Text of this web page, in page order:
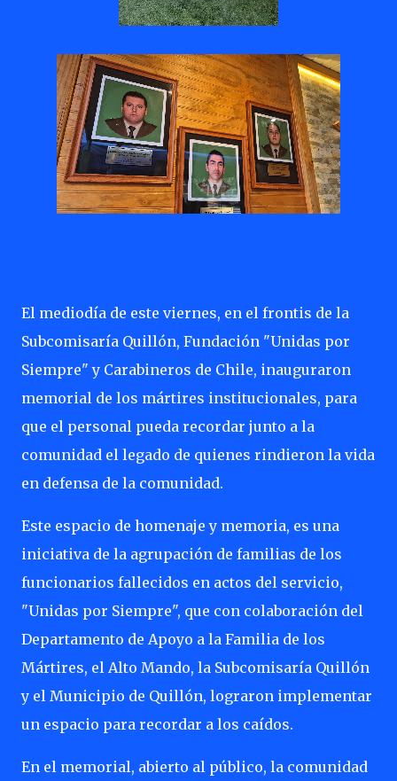
El mediodía de este viernes, en el frontis de la
Subcomisaría Quillón, Fundación "Unidas por
Siempre" y Carabineros de Chile, inauguraron
memorial de los mártires institucionales, para
que el personal pueda recordar junto a la
comunidad el legado de quienes rindieron la vida
en defensa de la comunidad.
Este espacio de homenaje y memoria, es una
iniciativa de la agrupación de familias de los
funcionarios fallecidos en actos del servicio,
"Unidas por Siempre", que con colaboración del
Departamento de Apoyo a la Familia de los
Mártires, el Alto Mando, la Subcomisaría Quillón
y el Municipio de Quillón, lograron implementar
un espacio para recordar a los caídos.
En el memorial, abierto al público, la comunidad